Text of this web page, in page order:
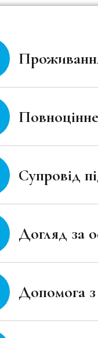
Супровід
Догляд за
Допомога